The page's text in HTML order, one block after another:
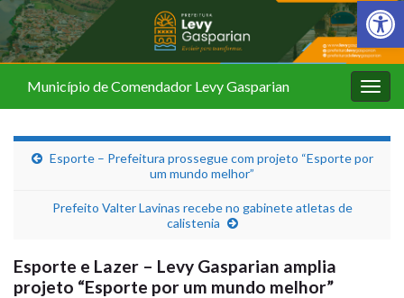
Barra de
Município de Comendador Levy Gasparian
Esporte – Prefeitura prossegue com projeto “Esporte por
um mundo melhor”
Prefeito Valter Lavinas recebe no gabinete atletas de
calistenia
Esporte e Lazer – Levy Gasparian amplia
projeto “Esporte por um mundo melhor”